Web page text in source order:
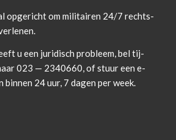
opgericht om militairen 24/7 rechts­
u een juridisch prob­leem, bel tij­
023 — 2340660, of stuur een e-
bin­nen 24 uur, 7 dagen per week.